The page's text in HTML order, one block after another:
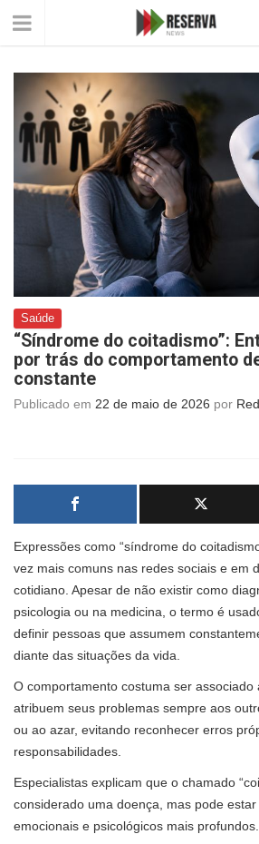
Saúde
“Síndrome do coitadismo”:
por trás do comportamento
constante
Publicado em 22 de maio de 2026 por
Expressões como “síndrome do
vez mais comuns nas redes sociais e em
cotidiano. Apesar de não existir como
psicologia ou na medicina, o termo é
definir pessoas que assumem
diante das situações da vida.
O comportamento costuma ser associado
atribuem seus problemas sempre aos
ou ao azar, evitando reconhecer erros
responsabilidades.
Especialistas explicam que o chamado
considerado uma doença, mas pode
emocionais e psicológicos mais profundos.